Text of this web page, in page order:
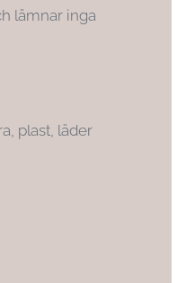
lämnar inga
plast, läder